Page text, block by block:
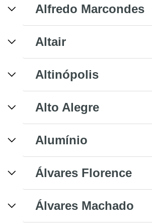
Alfredo Marcondes
Altair
Altinópolis
Alto Alegre
Alumínio
Álvares Florence
Álvares Machado